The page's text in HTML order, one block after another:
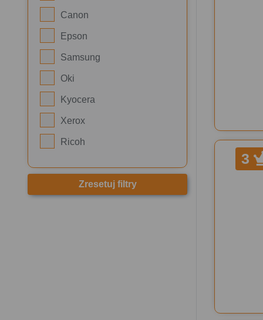
Canon
Epson
Samsung
Oki
Kyocera
Xerox
Ricoh
Zresetuj filtry
3